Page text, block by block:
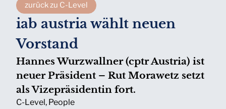
zurück zu C-Level
iab austria wählt neuen
Vorstand
Hannes Wurzwallner (cptr Austria) ist
neuer Präsident – Rut Morawetz setzt
als Vizepräsidentin fort.
C-Level, People